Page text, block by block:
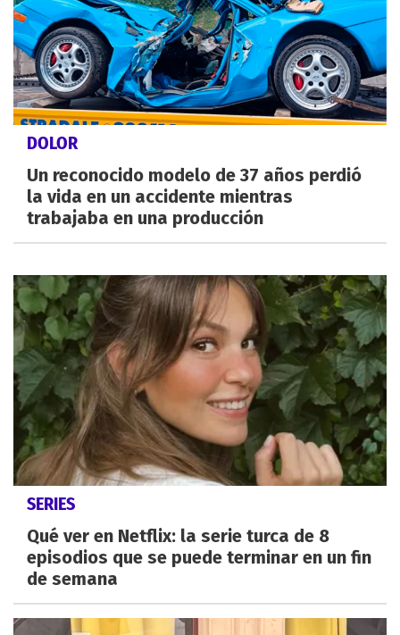
DOLOR
Un reconocido modelo de 37 años perdió
la vida en un accidente mientras
trabajaba en una producción
SERIES
Qué ver en Netflix: la serie turca de 8
episodios que se puede terminar en un fin
de semana